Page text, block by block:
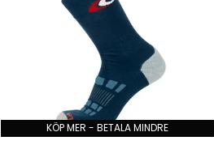
KÖP MER - BETALA MINDRE